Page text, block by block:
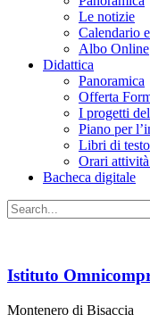
Le notizie
Calendario
Albo Online
Didattica
Panoramica
Offerta
I progetti
Piano per
Libri di testo
Orari
Bacheca digitale
Istituto
Montenero di Bisaccia